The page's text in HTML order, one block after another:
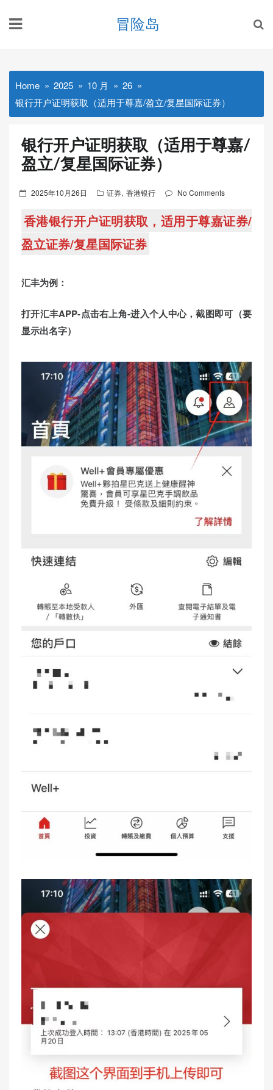
冒险岛
Home 2025 10 月
26
银行开户证明获取（适用于尊嘉/盈立/复星国际证券）
银行开户证明获取（适用于尊嘉/
盈立/复星国际证券）
Posted
2025年10月26日 证券, 香港银行 No Comments
香港银行开户证明获取，适用于尊嘉证券/
盈立证券/复星国际证券
汇丰为例：
打开汇丰APP-点击右上角-进入个人中心，截图即可（要
显示出名字）